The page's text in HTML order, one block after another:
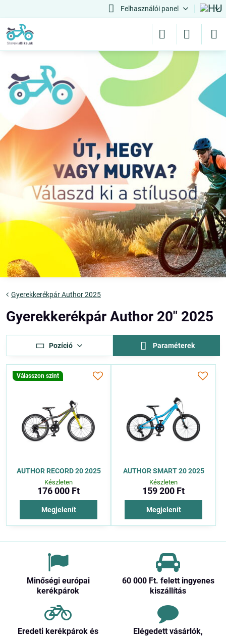
Felhasználói panel
Gyerekkerékpár Author 2025
Gyerekkerékpár Author 20" 2025
Pozíció Paraméterek
Válasszon szint
AUTHOR RECORD 20 2025
Készleten
176 000 Ft
Megjelenít
AUTHOR SMART 20 2025
Készleten
159 200 Ft
Megjelenít
Minőségi európai
kerékpárok
60 000 Ft​. felett ingyenes
kiszállítás
Eredeti kerékpárok és
Elégedett vásárlók,